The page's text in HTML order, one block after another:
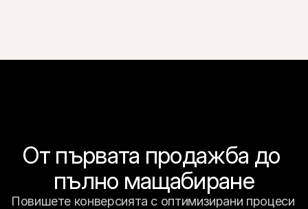
От първата продажба до
пълно мащабиране
Повишете конверсията с оптимизирани процеси